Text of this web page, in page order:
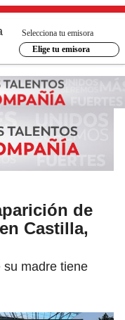
Selecciona tu emisora
Elige tu emisora
de
Castilla,
su madre tiene